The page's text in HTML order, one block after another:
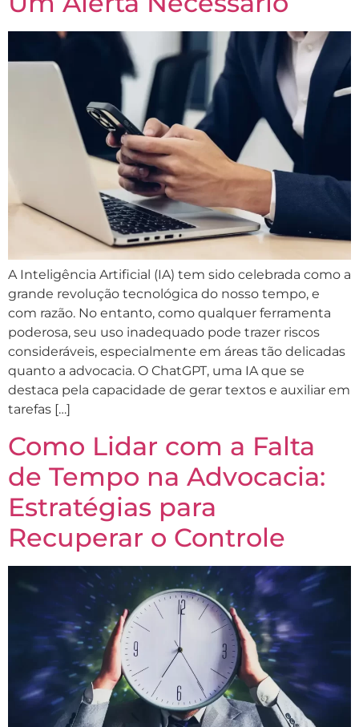
A Inteligência Artificial (IA) tem sido celebrada como a
grande revolução tecnológica do nosso tempo, e
com razão. No entanto, como qualquer ferramenta
poderosa, seu uso inadequado pode trazer riscos
consideráveis, especialmente em áreas tão delicadas
quanto a advocacia. O ChatGPT, uma IA que se
destaca pela capacidade de gerar textos e auxiliar em
tarefas […]
Como Lidar com a Falta
de Tempo na Advocacia:
Estratégias para
Recuperar o Controle